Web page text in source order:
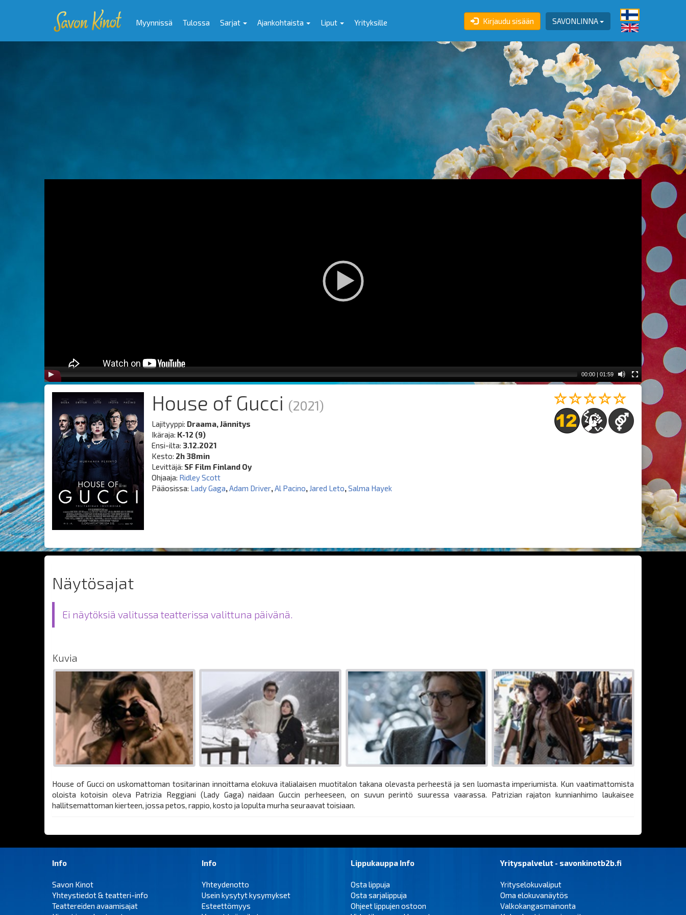
SAVONLINNA
Kirjaudu sisään
Myynnissä Tulossa Sarjat Ajankohtaista Liput Yrityksille
00:00 | 01:59
House of Gucci (2021)
Lajityyppi: Draama, Jännitys
Ikäraja: K-12 (9)
Ensi-ilta: 3.12.2021
Kesto: 2h 38min
Levittäjä: SF Film Finland Oy
Ohjaaja: Ridley Scott
Pääosissa: Lady Gaga,Adam Driver,Al Pacino, Jared Leto,Salma Hayek
Näytösajat
Ei näytöksiä valitussa teatterissa valittuna päivänä.
Kuvia
House of Gucci on uskomattoman tositarinan innoittama elokuva italialaisen muotitalon takana olevasta perheestä ja sen luomasta imperiumista. Kun vaatimattomista
oloista kotoisin oleva Patrizia Reggiani (Lady Gaga) naidaan Guccin perheeseen, on suvun perintö suuressa vaarassa. Patrizian rajaton kunnianhimo laukaisee
hallitsemattoman kierteen, jossa petos, rappio, kosto ja lopulta murha seuraavat toisiaan.
Info
Savon Kinot
Yhteystiedot & teatteri-info
Teattereiden avaamisajat
Info
Yhteydenotto
Usein kysytyt kysymykset
Esteettömyys
Lippukauppa Info
Osta lippuja
Osta sarjalippuja
Ohjeet lippujen ostoon
Yrityspalvelut - savonkinotb2b.fi
Yrityselokuvaliput
Oma elokuvanäytös
Valkokangasmainonta